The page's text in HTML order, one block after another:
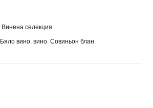
Винена селекция
Бяло вино, вино, Совиньон блан